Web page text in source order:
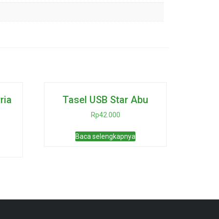
Tasel USB Star Abu
Rp42.000
Baca selengkapnya